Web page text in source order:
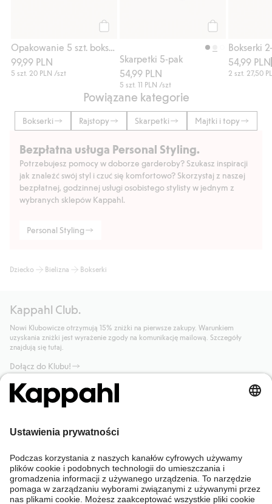
99,99 PLN
5 szt. 20 PLN /szt
Skarpetki 5-pak
54,99 PLN
5 szt.11 PLN /szt
54,99 PLN
2 szt.27,50
Powiązane kategorie
Bokserki Rajstopy Skarpetki Majtki i topy
Bezpłatna usługa Personal Styling.
Potrzebujesz pomocy w doborze garderoby? Szukasz inspiracji
jak znaleźć swój styl i czuć się komfortowo? Skorzystaj z naszej
bezpłatnej, godzinnej usługi osobistego stylisty w jednym z
wybranych sklepów Kappahl.
Personal Styling
Dziecko Bielizna Bokserki
Kappahl Club.
Nowi Klubowicze otrzymują 15% zniżki na pierwsze zakupy. Warunkiem
uzyskania zniżki jest wyrażenie zgody na komunikację mailową. Szczegóły
znajdują się tutaj.
Dołącz do Klubu!
Potrzebujesz pomocy?